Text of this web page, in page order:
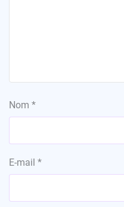
Nom *
E-mail *